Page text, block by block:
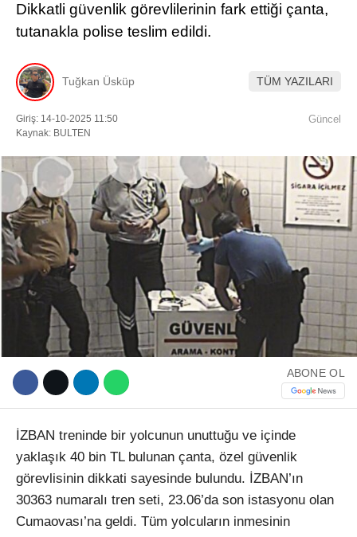
Instagram
Youtube
TikTok
KÜLTÜR-SANAT
DIĞER
Dikkatli güvenlik görevlilerinin fark ettiği çanta,
tutanakla polise teslim edildi.
Tuğkan Üsküp TÜM YAZILARI
Giriş: 14-10-2025 11:50
Kaynak: BULTEN
Güncel
ABONE OL
İZBAN treninde bir yolcunun unuttuğu ve içinde
yaklaşık 40 bin TL bulunan çanta, özel güvenlik
görevlisinin dikkati sayesinde bulundu. İZBAN’ın
30363 numaralı tren seti, 23.06’da son istasyonu olan
Cumaovası’na geldi. Tüm yolcuların inmesinin